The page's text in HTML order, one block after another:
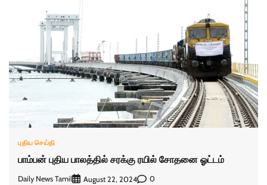
புதிய செய்தி
பாம்பன் புதிய பாலத்தில் சரக்கு ரயில் சோதனை ஓட்டம்
Daily News Tamil August 22, 2024 0